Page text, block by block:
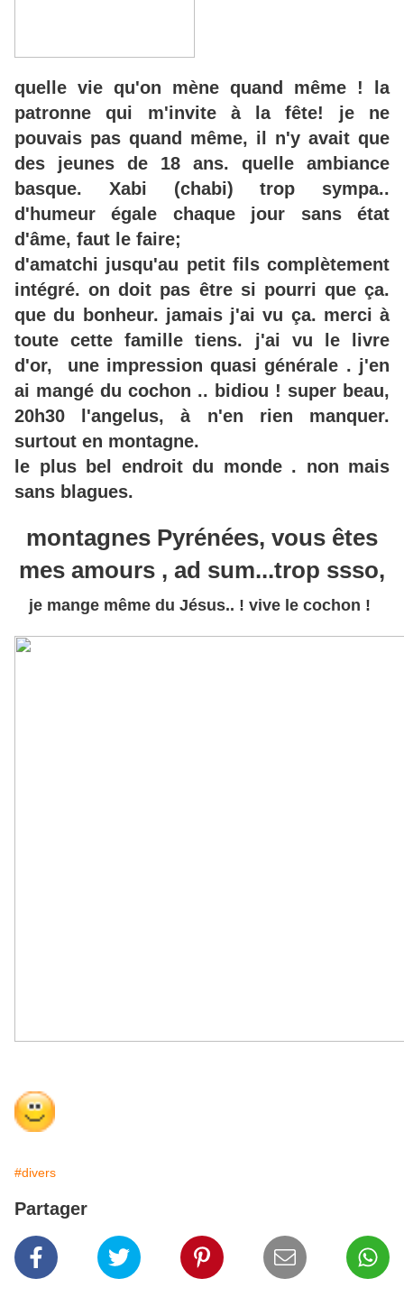
quelle vie qu'on mène quand même ! la
patronne qui m'invite à la fête! je ne
pouvais pas quand même, il n'y avait que
des jeunes de 18 ans. quelle ambiance
basque. Xabi (chabi) trop sympa..
d'humeur égale chaque jour sans état
d'âme, faut le faire;
d'amatchi jusqu'au petit fils complètement
intégré. on doit pas être si pourri que ça.
que du bonheur. jamais j'ai vu ça. merci à
toute cette famille tiens. j'ai vu le livre
d'or, une impression quasi générale . j'en
ai mangé du cochon .. bidiou ! super beau,
20h30 l'angelus, à n'en rien manquer.
surtout en montagne.
le plus bel endroit du monde . non mais
sans blagues.
montagnes Pyrénées, vous êtes
mes amours , ad sum...trop ssso,
je mange même du Jésus.. ! vive le cochon !
#divers
Partager